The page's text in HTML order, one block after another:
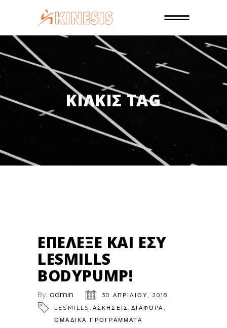
ΚΙΛΚΊΣ TAG
ΕΠΈΛΕΞΕ ΚΑΙ ΕΣΎ
LESMILLS
BODYPUMP!
By: admin
30 ΑΠΡΙΛΊΟΥ, 2018
LESMILLS , ΑΣΚΗΣΕΙΣ,ΔΙΑΦΟΡΑ,
ΟΜΑΔΙΚΑ ΠΡΟΓΡΑΜΜΑΤΑ